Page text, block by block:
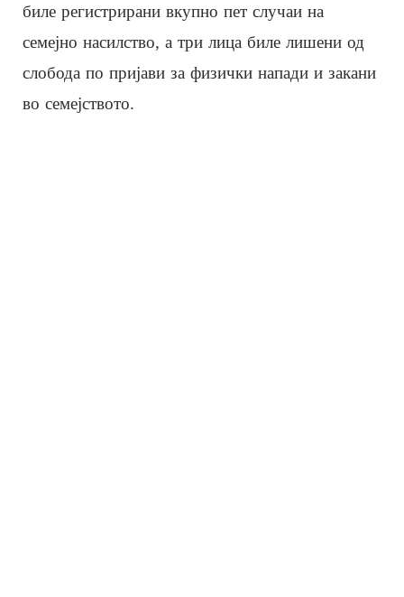
биле регистрирани вкупно пет случаи на
семејно насилство, а три лица биле лишени од
слобода по пријави за физички напади и закани
во семејството.